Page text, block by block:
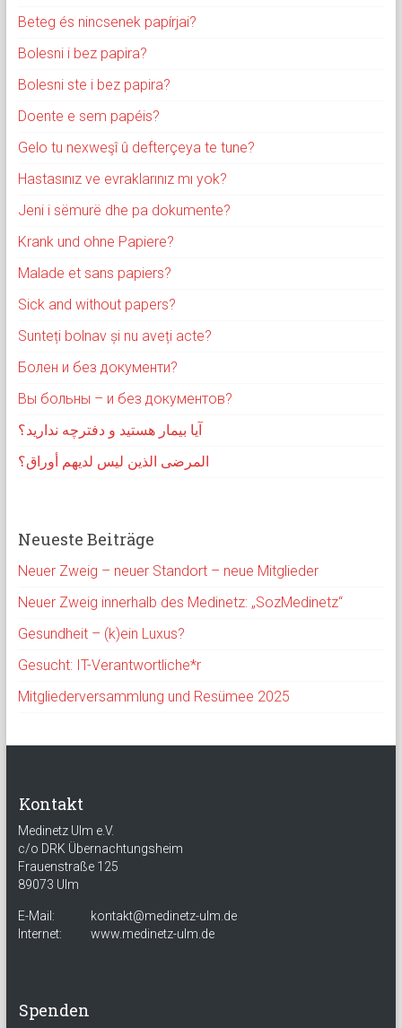
Beteg és nincsenek papírjai?
Bolesni i bez papira?
Bolesni ste i bez papira?
Doente e sem papéis?
Gelo tu nexweşî û defterçeya te tune?
Hastasınız ve evraklarınız mı yok?
Jeni i sëmurë dhe pa dokumente?
Krank und ohne Papiere?
Malade et sans papiers?
Sick and without papers?
Sunteți bolnav și nu aveți acte?
Болен и без документи?
Вы больны – и без документов?
آیا بیمار هستید و دفترچه ندارید؟
المرضى الذين ليس لديهم أوراق؟
Neueste Beiträge
Neuer Zweig – neuer Standort – neue Mitglieder
Neuer Zweig innerhalb des Medinetz: „SozMedinetz“
Gesundheit – (k)ein Luxus?
Gesucht: IT-Verantwortliche*r
Mitgliederversammlung und Resümee 2025
Kontakt
Medinetz Ulm e.V.
c/o DRK Übernachtungsheim
Frauenstraße 125
89073 Ulm
E-Mail:
kontakt@medinetz-ulm.de
Internet:
www.medinetz-ulm.de
Spenden